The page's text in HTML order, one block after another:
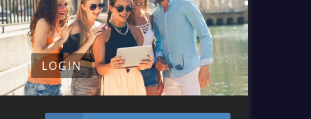
LOGIN